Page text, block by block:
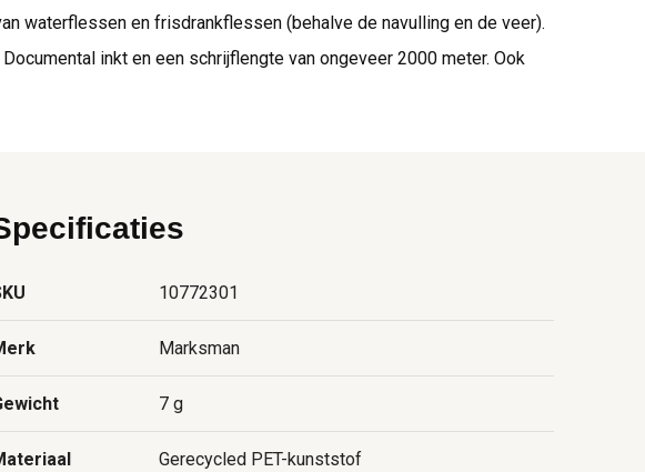
waterflessen en frisdrankflessen (behalve de navulling en de veer).
inkt en een schrijflengte van ongeveer 2000 meter. Ook
10772301
Marksman
7 g
Gerecycled PET-kunststof